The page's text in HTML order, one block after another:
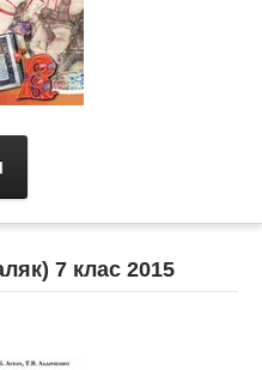
7 клас 2015